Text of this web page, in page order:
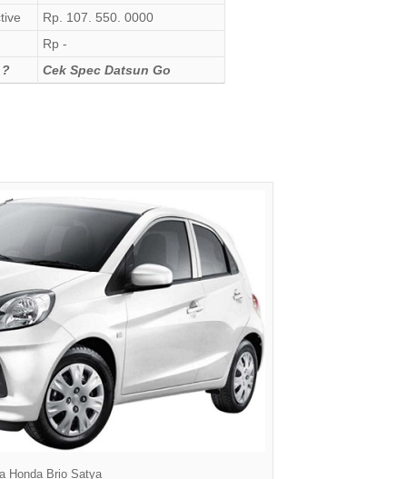
Rp. 107. 550. 0000
Rp -
Cek Spec Datsun Go
Honda Brio Satya